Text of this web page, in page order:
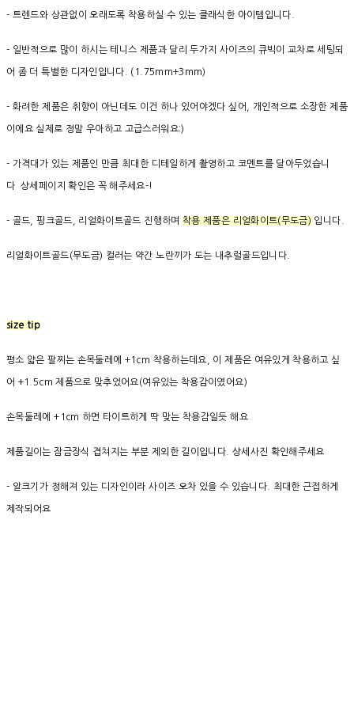
- 트렌드와 상관없이 오래도록 착용하실 수 있는 클래식한 아이템입니다.
- 일반적으로 많이 하시는 테니스 제품과 달리 두가지 사이즈의 큐빅이 교차로 세팅되
어 좀 더 특별한 디자인입니다. (1.75mm+3mm)
- 화려한 제품은 취향이 아닌데도 이건 하나 있어야겠다 싶어, 개인적으로 소장한 제품
이에요 실제로 정말 우아하고 고급스러워요:)
- 가격대가 있는 제품인 만큼 최대한 디테일하게 촬영하고 코멘트를 달아두었습니
다상세페이지 확인은 꼭 해주세요-!
- 골드, 핑크골드, 리얼화이트골드 진행하며 착용 제품은 리얼화이트(무도금) 입니다.
리얼화이트골드(무도금) 컬러는 약간 노란끼가 도는 내추럴골드입니다.
size tip
평소 얇은 팔찌는 손목둘레에 +1cm 착용하는데요, 이 제품은 여유있게 착용하고 싶
어 +1.5cm 제품으로 맞추었어요(여유있는 착용감이였어요)
손목둘레에 +1cm 하면 타이트하게 딱 맞는 착용감일듯 해요
제품길이는 잠금장식 겹쳐지는 부분 제외한 길이입니다. 상세사진 확인해주세요
- 알크기가 정해져 있는 디자인이라 사이즈 오차 있을 수 있습니다. 최대한 근접하게
제작되어요